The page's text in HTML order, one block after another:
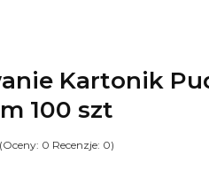
Kartonik
100 szt
(Oceny: 0 Recenzje: 0)